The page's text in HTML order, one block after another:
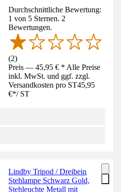
Durchschnittliche Bewertung:
1 von 5 Sternen. 2
Bewertungen.
(2)
Preis — 45,95 € * Alle Preise
inkl. MwSt. und ggf. zzgl.
Versandkosten pro ST45,95
€*/ ST
Lindby Tripod / Dreibein
Stehlampe Schwarz Gold,
Stehleuchte Metall mit